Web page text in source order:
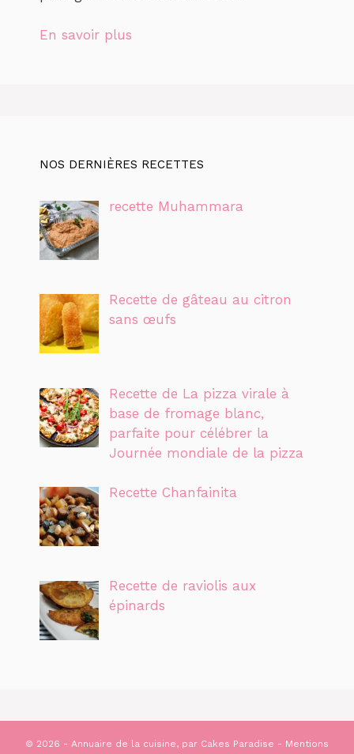
En savoir plus
NOS DERNIÈRES RECETTES
recette Muhammara
Recette de gâteau au citron
sans œufs
Recette de La pizza virale à
base de fromage blanc,
parfaite pour célébrer la
Journée mondiale de la pizza
Recette Chanfainita
Recette de raviolis aux
épinards
© 2026 - Annuaire de la cuisine, par Cakes Paradise - Mentions